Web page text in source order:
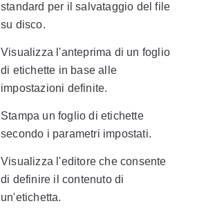
standard per il salvataggio del file
su disco.
Visualizza l'anteprima di un foglio
di etichette in base alle
impostazioni definite.
Stampa un foglio di etichette
secondo i parametri impostati.
Visualizza l'editore che consente
di definire il contenuto di
un'etichetta.